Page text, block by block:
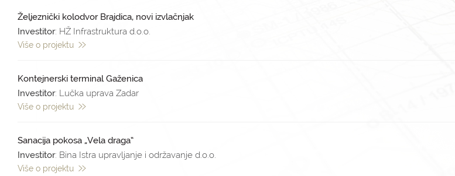
Željeznički kolodvor Brajdica, novi izvlačnjak
Investitor: HŽ Infrastruktura d.o.o.
Više o projektu
Kontejnerski terminal Gaženica
Investitor: Lučka uprava Zadar
Više o projektu
Sanacija pokosa „Vela draga“
Investitor: Bina Istra upravljanje i održavanje d.o.o.
Više o projektu